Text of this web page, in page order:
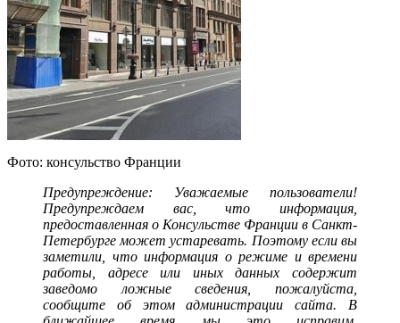
Фото: консульство Франции
Предупреждение: Уважаемые пользователи!
Предупреждаем вас, что информация,
предоставленная о Консульстве Франции в Санкт-
Петербурге может устаревать. Поэтому если вы
заметили, что информация о режиме и времени
работы, адресе или иных данных содержит
заведомо ложные сведения, пожалуйста,
сообщите об этом администрации сайта. В